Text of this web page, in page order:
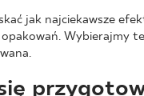
jak najciekawsze
Wybierajmy